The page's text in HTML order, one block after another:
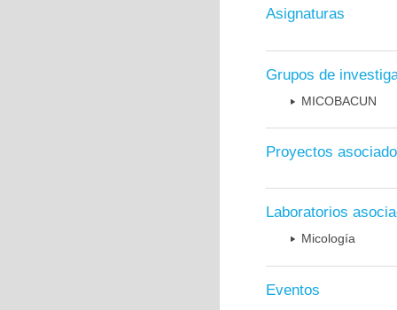
Asignaturas
Grupos de
MICOBAC­UN
Proyectos
Laboratorios
Micología
Eventos